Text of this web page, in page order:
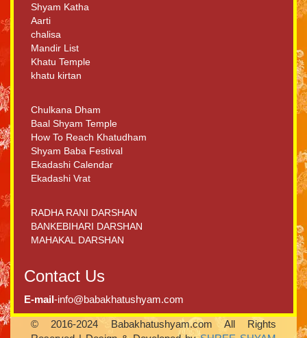
Shyam Katha
Aarti
chalisa
Mandir List
Khatu Temple
khatu kirtan
Chulkana Dham
Baal Shyam Temple
How To Reach Khatudham
Shyam Baba Festival
Ekadashi Calendar
Ekadashi Vrat
RADHA RANI DARSHAN
BANKEBIHARI DARSHAN
MAHAKAL DARSHAN
Contact Us
E-mail-info@babakhatushyam.com
© 2016-2024 Babakhatushyam.com All Rights